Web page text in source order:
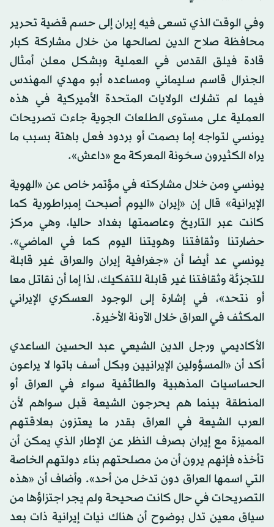
وفي الوقت الذي تسعى فيه إيران إلى حسم قضية تحرير
محافظة صلاح الدين لصالحها من خلال مشاركة كبار
قادة فيلق القدس في العملية وبشكل معلن أمثال
الجنرال قاسم سليماني ومساعده أبو مهدي المهندس
فيما لم تشارك الولايات المتحدة الأميركية في هذه
العملية على مستوى الطلعات الجوية جاءت تصريحات
يونسي لتواجه إما بصمت أو بردود فعل باهتة بسبب ما
يراه الكثيرون سخونة المعركة مع «داعش».
يونسي ومن خلال مشاركته في مؤتمر خاص عن «الهوية
الإيرانية» قال إن «إيران «اليوم أصبحت إمبراطورية كما
كانت عبر التاريخ وعاصمتها بغداد حاليا، وهي مركز
حضارتنا وثقافتنا وهويتنا اليوم كما في الماضي».
يونسي عد أيضا أن «جغرافية إيران والعراق غير قابلة
للتجزئة وثقافتنا غير قابلة للتفكيك، لذا إما أن نقاتل معا
أو نتحد»، في إشارة إلى الوجود العسكري الإيراني
المكثف في العراق خلال الآونة الأخيرة.
الأكاديمي ورجل الدين الشيعي عبد الحسين الساعدي
أكد أن «المسؤولين الإيرانيين وبكل أسف باتوا لا يراعون
الحساسيات المذهبية والطائفية سواء في العراق أو
المنطقة بينما هم يحرجون الشيعة قبل سواهم لأن
العرب الشيعة في العراق بقدر ما يعتزون بعلاقتهم
المميزة مع إيران بصرف النظر عن الإطار الذي يمكن أن
تأخذه فإنهم يرون أن من مصلحتهم بناء دولتهم الخاصة
التي اسمها العراق دون تدخل من أحد». وأضاف أن «هذه
التصريحات في حال كانت صحيحة ولم يجر اجتزاؤها من
سياق معين تدل بوضوح أن هناك نيات إيرانية ذات بعد